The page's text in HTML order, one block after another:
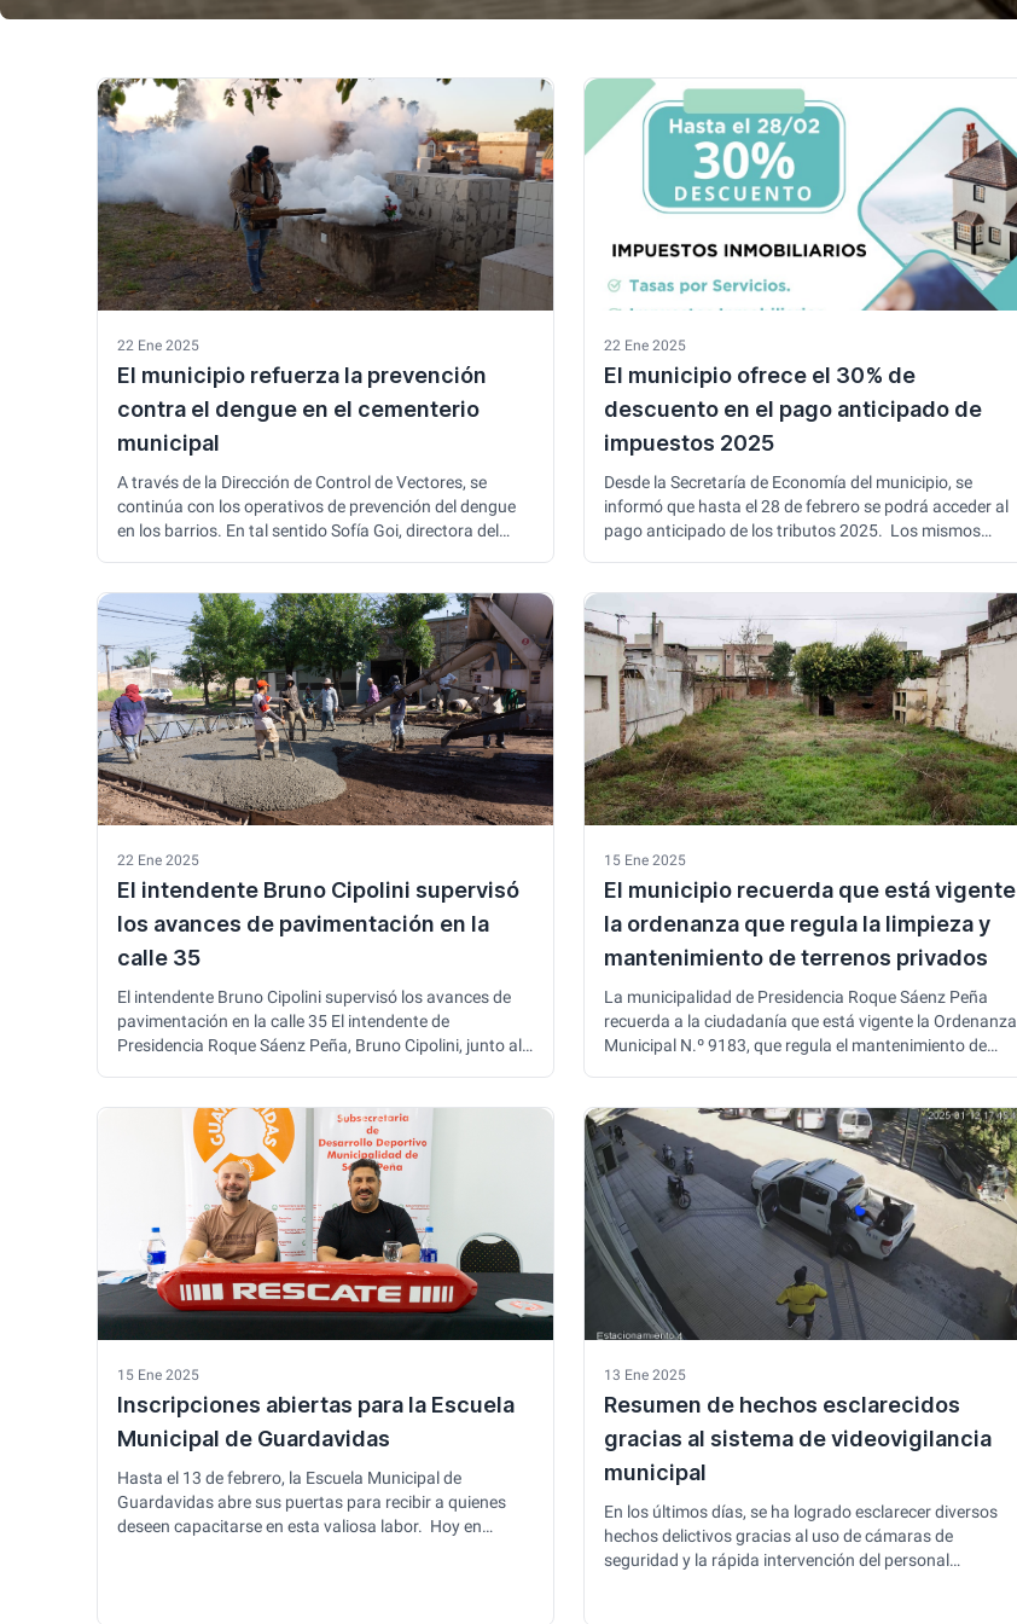
22 Ene 2025
El municipio refuerza la prevención
contra el dengue en el cementerio
municipal
A través de la Dirección de Control de Vectores, se
continúa con los operativos de prevención del dengue
en los barrios. En tal sentido Sofía Goi, directora del
desmalezado en esa zona. Cabe mencionar que
semanalmente se recorren los barrios …
22 Ene 2025
El municipio ofrece el 30% de
descuento en el pago anticipado de
impuestos 2025
Desde la Secretaría de Economía del municipio, se
informó que hasta el 28 de febrero se podrá acceder al
pago anticipado de los tributos 2025. Los mismos
contribuyentes que estén al día …
22 Ene 2025
El intendente Bruno Cipolini supervisó
los avances de pavimentación en la
calle 35
El intendente Bruno Cipolini supervisó los avances de
pavimentación en la calle 35 El intendente de
Presidencia Roque Sáenz Peña, Bruno Cipolini, junto al
35, desde la 14 hasta la 20. Este tramo forma parte de
un corredor …
15 Ene 2025
El municipio recuerda que está vigente
la ordenanza que regula la limpieza y
mantenimiento de terrenos privados
La municipalidad de Presidencia Roque Sáenz Peña
recuerda a la ciudadanía que está vigente la Ordenanza
Municipal N.º 9183, que regula el mantenimiento de
principal promover la seguridad, la salubridad y el
bienestar de los vecinos, enfrentando riesgos como el
dengue, …
15 Ene 2025
Inscripciones abiertas para la Escuela
Municipal de Guardavidas
Hasta el 13 de febrero, la Escuela Municipal de
Guardavidas abre sus puertas para recibir a quienes
deseen capacitarse en esta valiosa labor. Hoy en
13 Ene 2025
Resumen de hechos esclarecidos
gracias al sistema de videovigilancia
municipal
En los últimos días, se ha logrado esclarecer diversos
hechos delictivos gracias al uso de cámaras de
seguridad y la rápida intervención del personal